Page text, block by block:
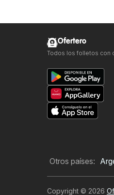
Ofertero
Todos los folletos con
Otros países:
Copyright © 2026